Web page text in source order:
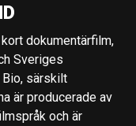
dokumentärfilm,
Sveriges
särskilt
är producerade av
och är